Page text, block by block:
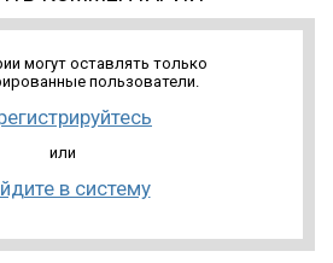
могут оставлять только
пользователи.
или
в систему